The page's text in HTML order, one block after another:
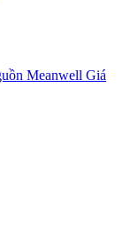
Meanwell Giá